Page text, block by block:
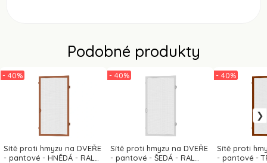
Podobné produkty
Sítě proti hmyzu na DVEŘE
- pantové - HNĚDÁ - RAL
- 40%
Sítě proti hmyzu na DVEŘE
- pantové - ŠEDÁ - RAL
- 40%
Sítě proti
- pantové -
- 40%